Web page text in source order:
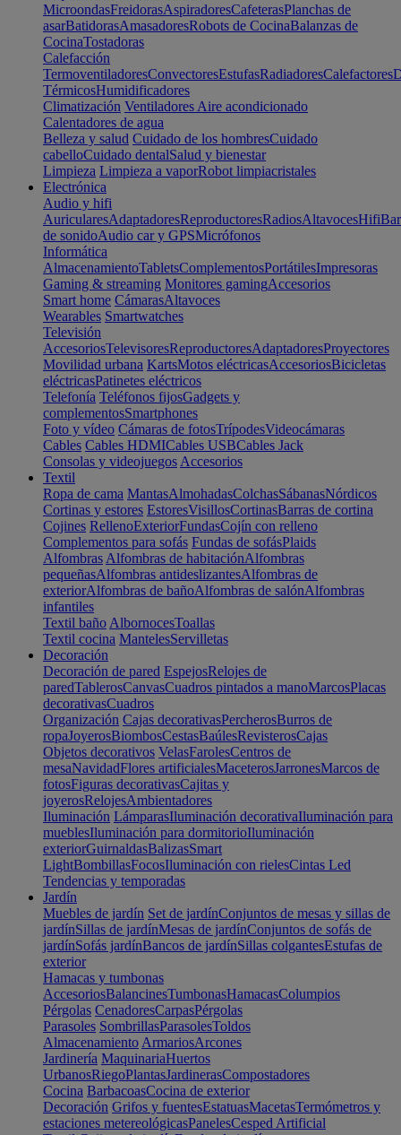
MicroondasFreidorasAspiradoresCafeterasPlanchas de
asarBatidorasAmasadoresRobots de CocinaBalanzas de
CocinaTostadoras
Calefacción
TermoventiladoresConvectoresEstufasRadiadoresCalefactores
TérmicosHumidificadores
Climatización Ventiladores Aire acondicionado
Calentadores de agua
Belleza y salud Cuidado de los hombresCuidado
cabelloCuidado dentalSalud y bienestar
Limpieza Limpieza a vaporRobot limpiacristales
Electrónica
Audio y hifi
AuricularesAdaptadoresReproductoresRadiosAltavocesHifi
de sonidoAudio car y GPSMicrófonos
Informática
AlmacenamientoTabletsComplementosPortátilesImpresoras
Gaming & streaming Monitores gamingAccesorios
Smart home CámarasAltavoces
Wearables Smartwatches
Televisión
AccesoriosTelevisoresReproductoresAdaptadoresProyectores
Movilidad urbana KartsMotos eléctricasAccesoriosBicicletas
eléctricasPatinetes eléctricos
Telefonía Teléfonos fijosGadgets y
complementosSmartphones
Foto y vídeo Cámaras de fotosTrípodesVideocámaras
Cables Cables HDMICables USBCables Jack
Consolas y videojuegos Accesorios
Textil
Ropa de cama MantasAlmohadasColchasSábanasNórdicos
Cortinas y estores EstoresVisillosCortinasBarras de cortina
Cojines RellenoExteriorFundasCojín con relleno
Complementos para sofás Fundas de sofásPlaids
Alfombras Alfombras de habitaciónAlfombras
pequeñasAlfombras antideslizantesAlfombras de
exteriorAlfombras de bañoAlfombras de salónAlfombras
infantiles
Textil baño AlbornocesToallas
Textil cocina MantelesServilletas
Decoración
Decoración de pared EspejosRelojes de
paredTablerosCanvasCuadros pintados a manoMarcosPlacas
decorativasCuadros
Organización Cajas decorativasPercherosBurros de
ropaJoyerosBiombosCestasBaúlesRevisterosCajas
Objetos decorativos VelasFarolesCentros de
mesaNavidadFlores artificialesMaceterosJarronesMarcos de
fotosFiguras decorativasCajitas y
joyerosRelojesAmbientadores
Iluminación LámparasIluminación decorativaIluminación para
mueblesIluminación para dormitorioIluminación
exteriorGuirnaldasBalizasSmart
LightBombillasFocosIluminación con rielesCintas Led
Tendencias y temporadas
Jardín
Muebles de jardín Set de jardínConjuntos de mesas y sillas de
jardínSillas de jardínMesas de jardínConjuntos de sofás de
jardínSofás jardínBancos de jardínSillas colgantesEstufas de
exterior
Hamacas y tumbonas
AccesoriosBalancinesTumbonasHamacasColumpios
Pérgolas CenadoresCarpasPérgolas
Parasoles SombrillasParasolesToldos
Almacenamiento ArmariosArcones
Jardinería MaquinariaHuertos
UrbanosRiegoPlantasJardinerasCompostadores
Cocina BarbacoasCocina de exterior
Decoración Grifos y fuentesEstatuasMacetasTermómetros y
estaciones metereológicasPanelesCesped Artificial